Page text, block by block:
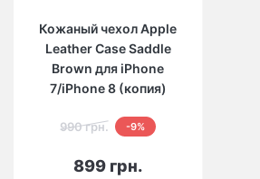
Кожаный чехол Apple
Leather Case Saddle
Brown для iPhone
7/iPhone 8 (копия)
990 грн. -9%
899 грн.